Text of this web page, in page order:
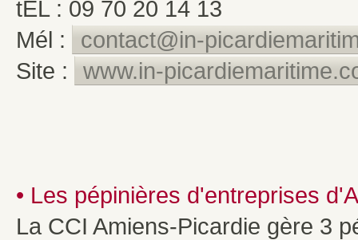
tEL : 09 70 20 14 13
Mél :
contact@in-
Site :
www.in-
• Les pépinières d'entreprises
La CCI Amiens-Picardie gère 3